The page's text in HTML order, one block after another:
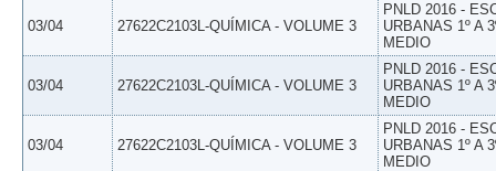
03/04 27622C2103L-QUÍMICA - VOLUME 3
PNLD 2016 -
URBANAS 1º A
MEDIO
03/04 27622C2103L-QUÍMICA - VOLUME 3
PNLD 2016 -
URBANAS 1º A
MEDIO
03/04 27622C2103L-QUÍMICA - VOLUME 3
PNLD 2016 -
URBANAS 1º A
MEDIO